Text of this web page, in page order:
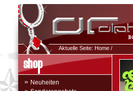
Aktuelle Seite: Home /
» Neuheiten